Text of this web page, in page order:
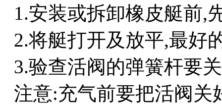
1.安装或拆卸橡皮艇前,
2.将艇打开及放平,最好
3.验查活阀的弹簧杆要
注意:充气前要把活阀关